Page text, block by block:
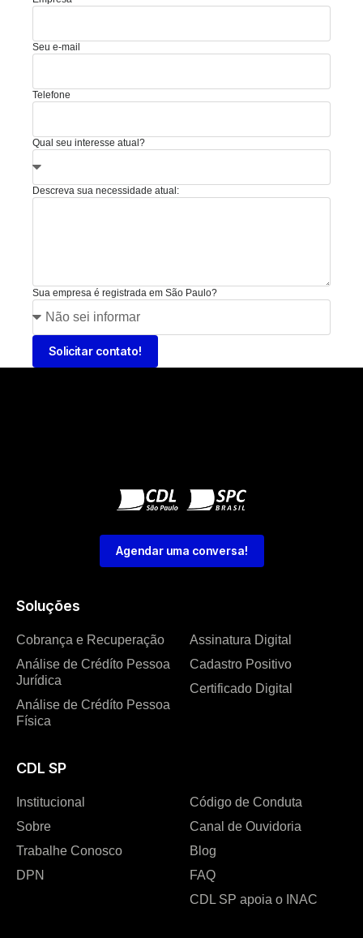
Seu e-mail
Telefone
Qual seu interesse atual?
Descreva sua necessidade atual:
Sua empresa é registrada em São Paulo?
Solicitar contato!
Soluções
Cobrança e Recuperação
Análise de Crédíto Pessoa
Jurídica
Análise de Crédíto Pessoa
Física
Assinatura Digital
Cadastro Positivo
Certificado Digital
CDL SP
Institucional
Sobre
Trabalhe Conosco
DPN
Código de Conduta
Canal de Ouvidoria
Blog
FAQ
CDL SP apoia o INAC
Agendar uma conversa!